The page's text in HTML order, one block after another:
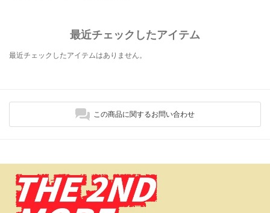
最近チェックしたアイテム
最近チェックしたアイテムはありません。
この商品に関するお問い合わせ